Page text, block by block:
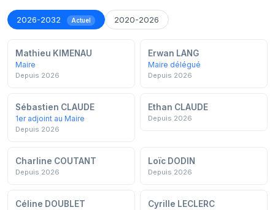
2026-2032 Actuel 2020-2026
Mathieu KIMENAU
Maire
Depuis 2026
Erwan LANG
Maire délégué
Depuis 2026
Sébastien CLAUDE
1er adjoint au Maire
Depuis 2026
Ethan CLAUDE
Depuis 2026
Charline COUTANT
Depuis 2026
Loïc DODIN
Depuis 2026
Céline DOUBLET Cyrille LECLERC